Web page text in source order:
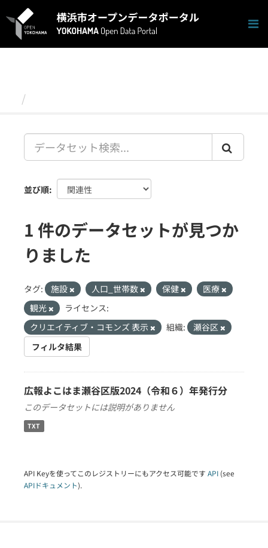
キ
並び順
1 件のデータセットが見つか
りました
タグ: 施設 人口_世帯数 保健
医療
観光
ライセンス:
クリエイティブ・コモンズ 表示
組織:
瀬谷区
フィルタ結果
広報よこはま瀬谷区版2024（令和６）年発行分
このデータセットには説明がありません
TXT
API Keyを使ってこのレジストリーにもアクセス可能です API (see
APIドキュメント).